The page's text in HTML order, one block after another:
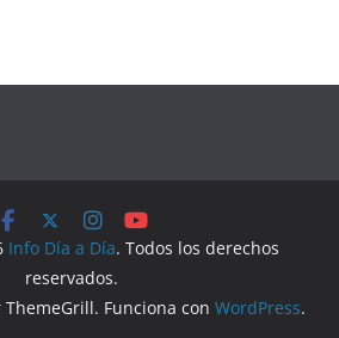
Info Día a Día. Todos los derechos
reservados.
Funciona con WordPress.